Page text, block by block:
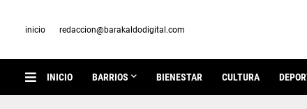
inicio redaccion@barakaldodigital.com
INICIO BARRIOS BIENESTAR CULTURA